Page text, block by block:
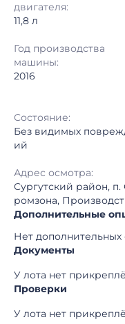
двигателя:
11,8 л
Год производства
машины:
2016
Состояние:
Без видимых
ий
Адрес осмотра:
Сургутский район,
ромзона,
Дополнительные
Нет
Документы
У лота нет
Проверки
У лота нет